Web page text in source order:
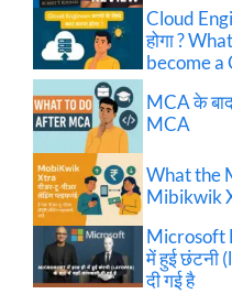
Cloud
होगा ?
become a
MCA के
MCA
What the
Mibikwik
Microsoft
में हुई छंटनी
दी गई है